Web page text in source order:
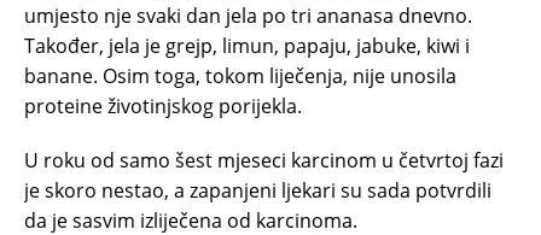
umjesto nje svaki dan jela po tri ananasa dnevno.
Također, jela je grejp, limun, papaju, jabuke, kiwi i
banane. Osim toga, tokom liječenja, nije unosila
proteine životinjskog porijekla.
U roku od samo šest mjeseci karcinom u četvrtoj fazi
je skoro nestao, a zapanjeni ljekari su sada potvrdili
da je sasvim izliječena od karcinoma.